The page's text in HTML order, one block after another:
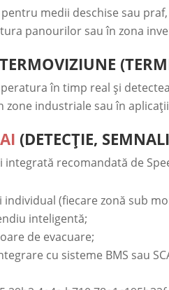
medii deschise sau
panourilor sau în zona
în timp real și
zone industriale sau în
(DETECȚIE,
integrată recomandată de
individual (fiecare zonă sub
inteligentă;
de evacuare;
cu sisteme BMS sau